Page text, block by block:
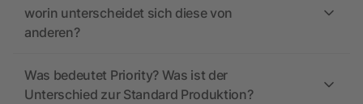
worin unterscheidet sich diese von
anderen?
Was bedeutet Priority? Was ist der
Unterschied zur Standard Produktion?